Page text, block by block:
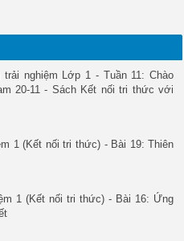
nghiệm Lớp 1 - Tuần 11: Chào
20-11 - Sách Kết nối tri thức với
1 (Kết nối tri thức) - Bài 19: Thiên
1 (Kết nối tri thức) - Bài 16: Ứng